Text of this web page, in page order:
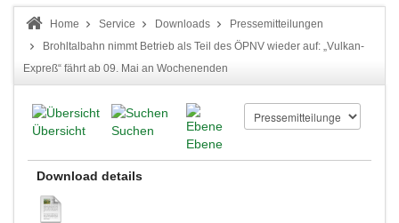
Home Service Downloads
Pressemitteilungen
Brohltalbahn nimmt Betrieb als Teil des ÖPNV wieder auf: „Vulkan-
Expreß“ fährt ab 09. Mai an Wochenenden
Übersicht
Suchen
Ebene
Download details